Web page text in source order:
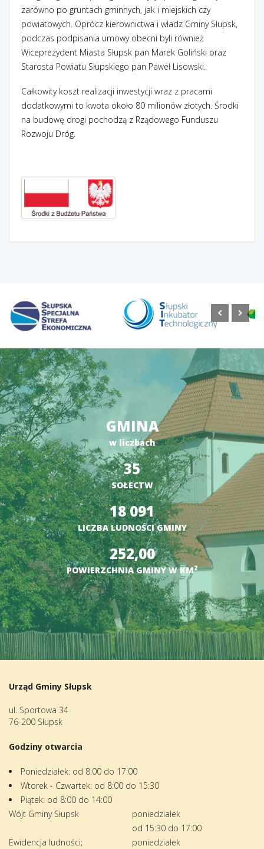
zarówno po gruntach gminnych, jak i miejskich czy
powiatowych. Oprócz kierownictwa i władz Gminy Słupsk,
podczas podpisania umowy obecni byli również
Wiceprezydent Miasta Słupsk pan Marek Goliński oraz
Starosta Powiatu Słupskiego pan Paweł Lisowski.
Całkowity koszt realizacji inwestycji wraz z pracami
dodatkowymi to kwota około 80 milionów złotych. Środki
na budowę drogi pochodzą z Rządowego Funduszu
Rozwoju Dróg.
GMINA
w liczbach
35
SOŁECTW
18 091
LICZBA LUDNOŚCI GMINY
252,00
POWIERZCHNIA GMINY W KM2
Urząd Gminy Słupsk
ul. Sportowa 34
76-200 Słupsk
Godziny otwarcia
Poniedziałek: od 8:00 do 17:00
Wtorek - Czwartek: od 8:00 do 15:30
Piątek: od 8:00 do 14:00
Wójt Gminy Słupsk
poniedziałek
od 15:30 do 17:00
Ewidencja ludności;
poniedziałek